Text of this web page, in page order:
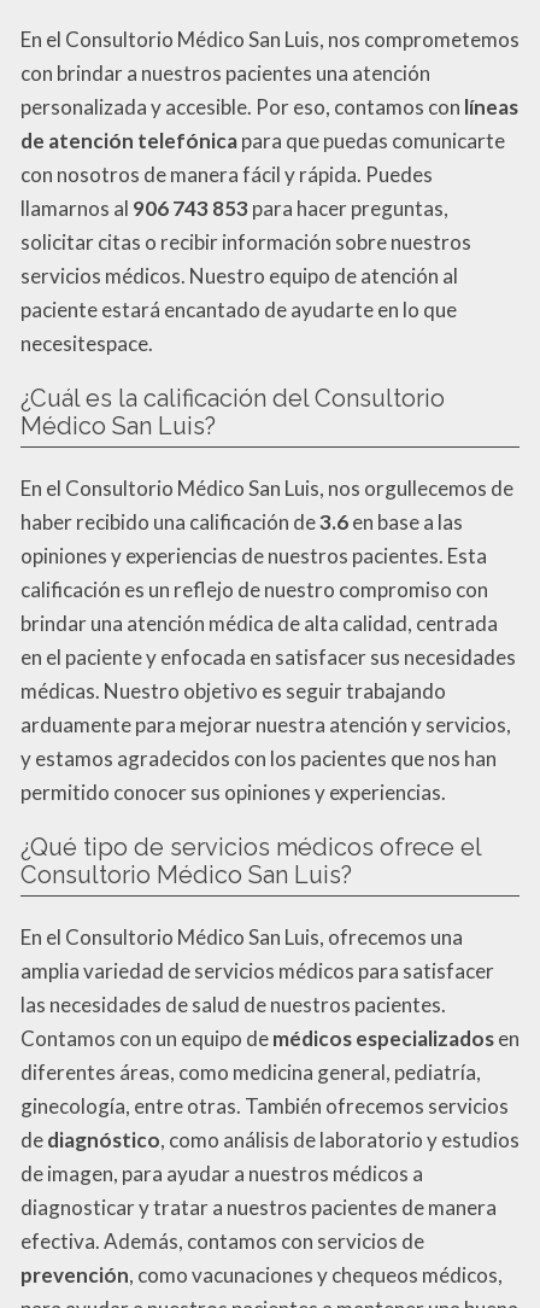
En el Consultorio Médico San Luis, nos comprometemos
con brindar a nuestros pacientes una atención
personalizada y accesible. Por eso, contamos con líneas
de atención telefónicapara que puedas comunicarte
con nosotros de manera fácil y rápida. Puedes
llamarnos al 906 743 853 para hacer preguntas,
solicitar citas o recibir información sobre nuestros
servicios médicos. Nuestro equipo de atención al
paciente estará encantado de ayudarte en lo que
necesitespace.
¿Cuál es la calificación del Consultorio
Médico San Luis?
En el Consultorio Médico San Luis, nos orgullecemos de
haber recibido una calificación de3.6en base a las
opiniones y experiencias de nuestros pacientes. Esta
calificación es un reflejo de nuestro compromiso con
brindar una atención médica de alta calidad, centrada
en el paciente y enfocada en satisfacer sus necesidades
médicas. Nuestro objetivo es seguir trabajando
arduamente para mejorar nuestra atención y servicios,
y estamos agradecidos con los pacientes que nos han
permitido conocer sus opiniones y experiencias.
¿Qué tipo de servicios médicos ofrece el
Consultorio Médico San Luis?
En el Consultorio Médico San Luis, ofrecemos una
amplia variedad de servicios médicos para satisfacer
las necesidades de salud de nuestros pacientes.
Contamos con un equipo demédicos especializadosen
diferentes áreas, como medicina general, pediatría,
ginecología, entre otras. También ofrecemos servicios
dediagnóstico, como análisis de laboratorio y estudios
de imagen, para ayudar a nuestros médicos a
diagnosticar y tratar a nuestros pacientes de manera
efectiva. Además, contamos con servicios de
prevención, como vacunaciones y chequeos médicos,